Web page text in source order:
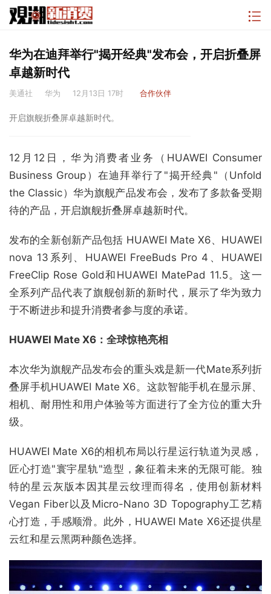
华为在迪拜举行"揭开经典"发布会，开启折叠屏
卓越新时代
美通社 华为 12月13日 17时 合作伙伴
开启旗舰折叠屏卓越新时代。
12月12日，华为消费者业务（HUAWEI Consumer
Business Group）在迪拜举行了"揭开经典"（Unfold
the Classic）华为旗舰产品发布会，发布了多款备受期
待的产品，开启旗舰折叠屏卓越新时代。
发布的全新创新产品包括 HUAWEI Mate X6、HUAWEI
nova 13系列、HUAWEI FreeBuds Pro 4、HUAWEI
FreeClip Rose Gold和HUAWEI MatePad 11.5。这一
全系列产品代表了旗舰创新的新时代，展示了华为致力
于不断进步和提升消费者参与度的承诺。
HUAWEI Mate X6：全球惊艳亮相
本次华为旗舰产品发布会的重头戏是新一代Mate系列折
叠屏手机HUAWEI Mate X6。这款智能手机在显示屏、
相机、耐用性和用户体验等方面进行了全方位的重大升
级。
HUAWEI Mate X6的相机布局以行星运行轨道为灵感，
匠心打造"寰宇星轨"造型，象征着未来的无限可能。独
特的星云灰版本因其星云纹理而得名，使用创新材料
Vegan Fiber以及Micro-Nano 3D Topography工艺精
心打造，手感顺滑。此外，HUAWEI Mate X6还提供星
云红和星云黑两种颜色选择。